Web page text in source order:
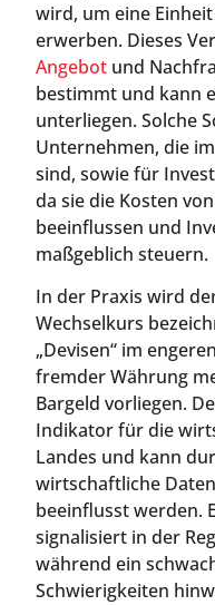
wird, um eine
erwerben. Dieses
Angebot und
bestimmt und kann
unterliegen. Solche
Unternehmen, die
sind, sowie für
da sie die Kosten
beeinflussen und
maßgeblich steuern.
In der Praxis wird
Wechselkurs
„Devisen“ im
fremder Währung
Bargeld vorliegen.
Indikator für die
Landes und kann
wirtschaftliche
beeinflusst werden.
signalisiert in der
während ein
Schwierigkeiten